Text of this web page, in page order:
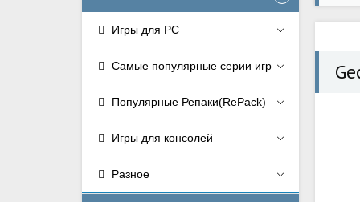
Игры для PC
Самые популярные серии игр
Популярные Репаки(RePack)
Игры для консолей
Разное